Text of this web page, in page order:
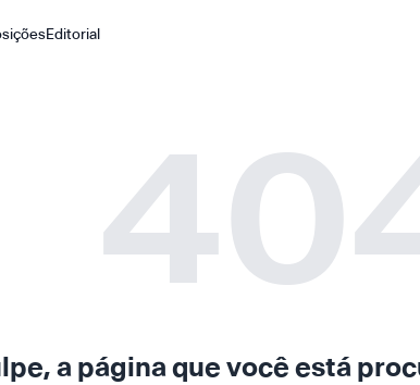
Editorial
a página que você está